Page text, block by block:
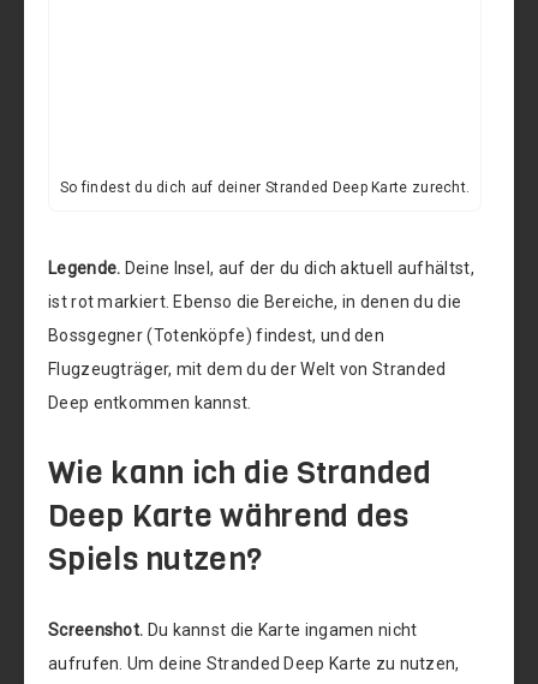
So findest du dich auf deiner Stranded Deep Karte zurecht.
Legende. Deine Insel, auf der du dich aktuell aufhältst,
ist rot markiert. Ebenso die Bereiche, in denen du die
Bossgegner (Totenköpfe) findest, und den
Flugzeugträger, mit dem du der Welt von Stranded
Deep entkommen kannst.
Wie kann ich die Stranded
Deep Karte während des
Spiels nutzen?
Screenshot. Du kannst die Karte ingamen nicht
aufrufen. Um deine Stranded Deep Karte zu nutzen,